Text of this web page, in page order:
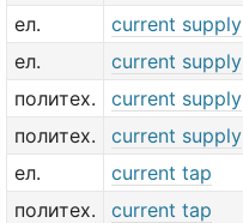
ел. current supply
ел.
current supply
политех.
current supply
политех.
current supply
ел.
current tap
политех.
current tap